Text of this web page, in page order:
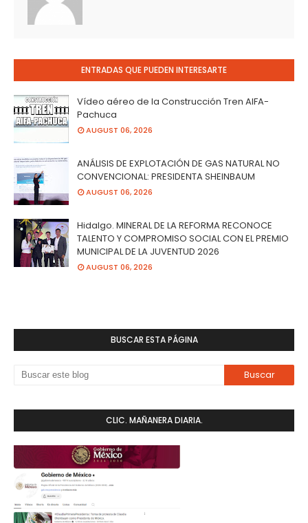
ENTRADAS QUE PUEDEN INTERESARTE
Vídeo aéreo de la Construcción Tren AIFA-
Pachuca
AUGUST 06, 2026
ANÁLISIS DE EXPLOTACIÓN DE GAS NATURAL NO
CONVENCIONAL: PRESIDENTA SHEINBAUM
AUGUST 06, 2026
Hidalgo. MINERAL DE LA REFORMA RECONOCE
TALENTO Y COMPROMISO SOCIAL CON EL PREMIO
MUNICIPAL DE LA JUVENTUD 2026
AUGUST 06, 2026
BUSCAR ESTA PÁGINA
CLIC. MAÑANERA DIARIA.